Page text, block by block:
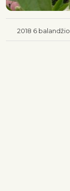
2018 6 balandžio